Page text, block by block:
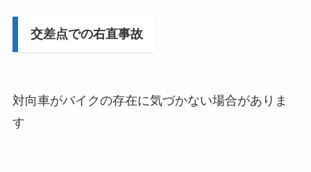
交差点での右直事故
対向車がバイクの存在に気づかない場合がありま
す